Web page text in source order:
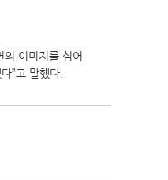
의 이미지를 심어
”고 말했다.